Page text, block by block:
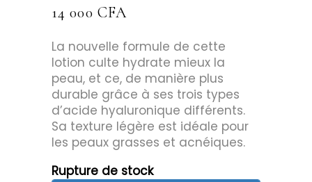
14 000 CFA
La nouvelle formule de cette
lotion culte hydrate mieux la
peau, et ce, de manière plus
durable grâce à ses trois types
d’acide hyaluronique différents.
Sa texture légère est idéale pour
les peaux grasses et acnéiques.
Rupture de stock